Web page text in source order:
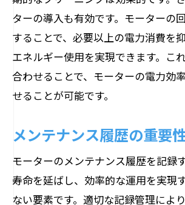
ターの導入も有効です。モーターの
することで、必要以上の電力消費を
エネルギー使用を実現できます。こ
合わせることで、モーターの電力効
せることが可能です。
メンテナンス履歴の重要
モーターのメンテナンス履歴を記録
寿命を延ばし、効率的な運用を実現
ない要素です。適切な記録管理によ